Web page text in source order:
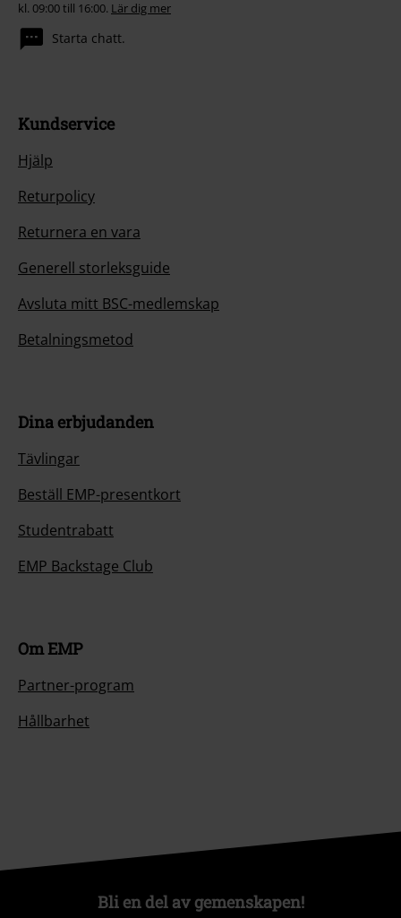
kl. 09:00 till 16:00. Lär dig mer
Starta chatt.
Kundservice
Hjälp
Returpolicy
Returnera en vara
Generell storleksguide
Avsluta mitt BSC-medlemskap
Betalningsmetod
Dina erbjudanden
Tävlingar
Beställ EMP-presentkort
Studentrabatt
EMP Backstage Club
Om EMP
Partner-program
Hållbarhet
Bli en del av gemenskapen!